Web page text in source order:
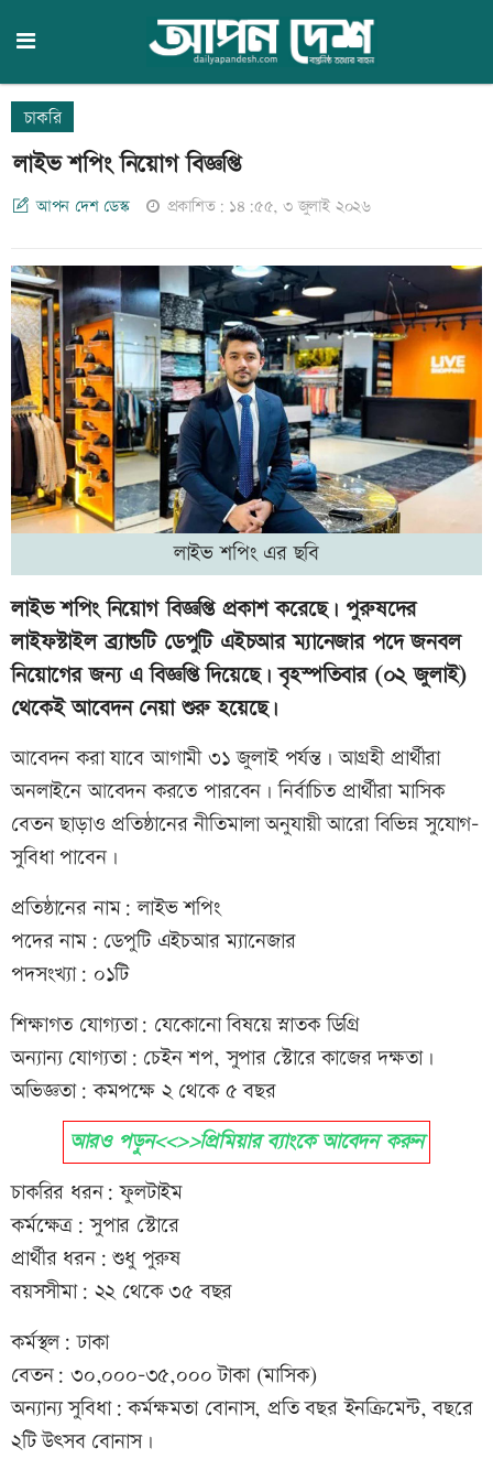
চাকরি
লাইভ শপিং নিয়োগ বিজ্ঞপ্তি
আপন দেশ ডেস্ক প্রকাশিত: ১৪:৫৫, ৩ জুলাই ২০২৬
লাইভ শপিং এর ছবি
লাইভ শপিং নিয়োগ বিজ্ঞপ্তি প্রকাশ করেছে। পুরুষদের
লাইফস্টাইল ব্র্যান্ডটি ডেপুটি এইচআর ম্যানেজার পদে জনবল
নিয়োগের জন্য এ বিজ্ঞপ্তি দিয়েছে। বৃহস্পতিবার (০২ জুলাই)
থেকেই আবেদন নেয়া শুরু হয়েছে।
আবেদন করা যাবে আগামী ৩১ জুলাই পর্যন্ত। আগ্রহী প্রার্থীরা
অনলাইনে আবেদন করতে পারবেন। নির্বাচিত প্রার্থীরা মাসিক
বেতন ছাড়াও প্রতিষ্ঠানের নীতিমালা অনুযায়ী আরো বিভিন্ন সুযোগ-
সুবিধা পাবেন।
প্রতিষ্ঠানের নাম: লাইভ শপিং
পদের নাম: ডেপুটি এইচআর ম্যানেজার
পদসংখ্যা: ০১টি
শিক্ষাগত যোগ্যতা: যেকোনো বিষয়ে স্নাতক ডিগ্রি
অন্যান্য যোগ্যতা: চেইন শপ, সুপার স্টোরে কাজের দক্ষতা।
অভিজ্ঞতা: কমপক্ষে ২ থেকে ৫ বছর
আরও পড়ুন<<>>প্রিমিয়ার ব্যাংকে আবেদন করুন
চাকরির ধরন: ফুলটাইম
কর্মক্ষেত্র: সুপার স্টোরে
প্রার্থীর ধরন: শুধু পুরুষ
বয়সসীমা: ২২ থেকে ৩৫ বছর
কর্মস্থল: ঢাকা
বেতন: ৩০,০০০-৩৫,০০০ টাকা (মাসিক)
অন্যান্য সুবিধা: কর্মক্ষমতা বোনাস, প্রতি বছর ইনক্রিমেন্ট, বছরে
২টি উৎসব বোনাস।